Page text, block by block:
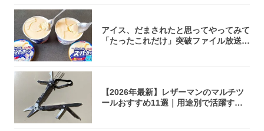
アイス、だまされたと思ってやってみて
「たったこれだけ」突破ファイル放送で
【2026年最新】レザーマンのマルチツ
ールおすすめ11選｜用途別で活躍する